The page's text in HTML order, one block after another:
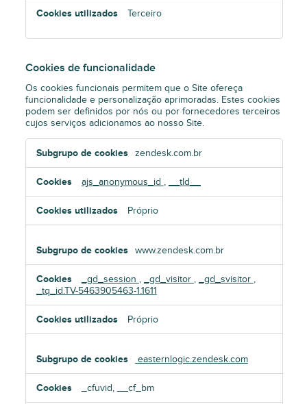
Terceiro
Cookies de funcionalidade
Os cookies funcionais permitem que o Site ofereça
funcionalidade e personalização aprimoradas. Estes cookies
podem ser definidos por nós ou por fornecedores terceiros
cujos serviços adicionamos ao nosso Site.
de
zendesk.com.br
ajs_anonymous_id , __tld__
Próprio
www.zendesk.com.br
_gd_session , _gd_visitor , _gd_svisitor ,
_tq_id.TV-5463905463-1.1611
Próprio
easternlogic.zendesk.com
_cfuvid, __cf_bm